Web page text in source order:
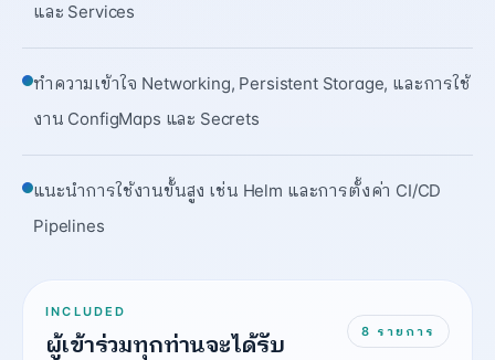
และ Services
ทำความเข้าใจ Networking, Persistent Storage, และการใช้
งาน ConfigMaps และ Secrets
แนะนำการใช้งานขั้นสูง เช่น Helm และการตั้งค่า CI/CD
Pipelines
INCLUDED
ผู้เข้าร่วมทุกท่านจะได้รับ 8 รายการ